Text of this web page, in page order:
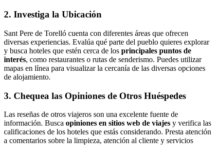
2. Investiga la Ubicación
Sant Pere de Torelló cuenta con diferentes áreas que ofrecen
diversas experiencias. Evalúa qué parte del pueblo quieres explorar
y busca hoteles que estén cerca de los principales puntos de
interés, como restaurantes o rutas de senderismo. Puedes utilizar
mapas en línea para visualizar la cercanía de las diversas opciones
de alojamiento.
3. Chequea las Opiniones de Otros Huéspedes
Las reseñas de otros viajeros son una excelente fuente de
información. Busca opiniones en sitios web de viajes y verifica las
calificaciones de los hoteles que estás considerando. Presta atención
a comentarios sobre la limpieza, atención al cliente y servicios